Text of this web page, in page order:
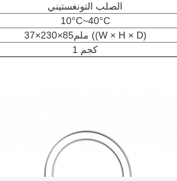
الصلب التونغستيني
10°C~40°C
37×230×85ملم ((W × H × D)
1 كجم